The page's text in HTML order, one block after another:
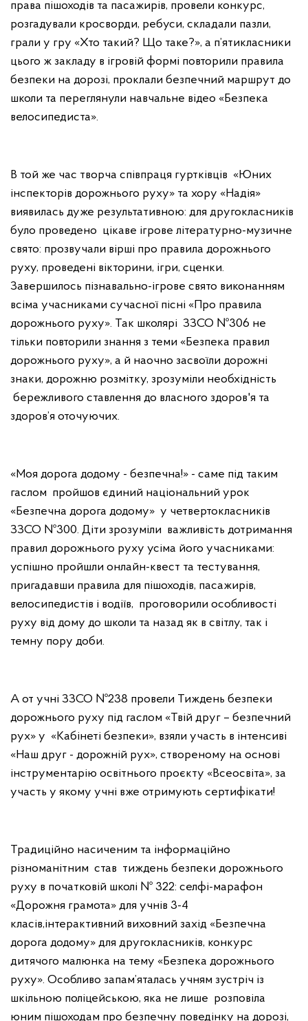
права пішоходів та пасажирів, провели конкурс,
розгадували кросворди, ребуси, складали пазли,
грали у гру «Хто такий? Що таке?», а п’ятикласники
цього ж закладу в ігровій формі повторили правила
безпеки на дорозі, проклали безпечний маршрут до
школи та переглянули навчальне відео «Безпека
велосипедиста».
В той же час творча співпраця гуртківців «Юних
інспекторів дорожнього руху» та хору «Надія»
виявилась дуже результативною: для другокласників
було проведено цікаве ігрове літературно-музичне
свято: прозвучали вірші про правила дорожнього
руху, проведені вікторини, ігри, сценки.
Завершилось пізнавально-ігрове свято виконанням
всіма учасниками сучасної пісні «Про правила
дорожнього руху». Так школярі ЗЗСО №306 не
тільки повторили знання з теми «Безпека правил
дорожнього руху», а й наочно засвоїли дорожні
знаки, дорожню розмітку, зрозуміли необхідність
бережливого ставлення до власного здоров'я та
здоров’я оточуючих.
«Моя дорога додому - безпечна!» - саме під таким
гаслом пройшов єдиний національний урок
«Безпечна дорога додому» у четвертокласників
ЗЗСО №300. Діти зрозуміли важливість дотримання
правил дорожнього руху усіма його учасниками:
успішно пройшли онлайн-квест та тестування,
пригадавши правила для пішоходів, пасажирів,
велосипедистів і водіїв, проговорили особливості
руху від дому до школи та назад як в світлу, так і
темну пору доби.
А от учні ЗЗСО №238 провели Тиждень безпеки
дорожнього руху під гаслом «Твій друг – безпечний
рух» у «Кабінеті безпеки», взяли участь в інтенсиві
«Наш друг - дорожній рух», створеному на основі
інструментарію освітнього проєкту «Всеосвіта», за
участь у якому учні вже отримують сертифікати!
Традиційно насиченим та інформаційно
різноманітним став тиждень безпеки дорожнього
руху в початковій школі № 322: селфі-марафон
«Дорожня грамота» для учнів 3-4
класів,інтерактивний виховний захід «Безпечна
дорога додому» для другокласників, конкурс
дитячого малюнка на тему «Безпека дорожнього
руху». Особливо запам’яталась учням зустріч із
шкільною поліцейською, яка не лише розповіла
юним пішоходам про безпечну поведінку на дорозі,